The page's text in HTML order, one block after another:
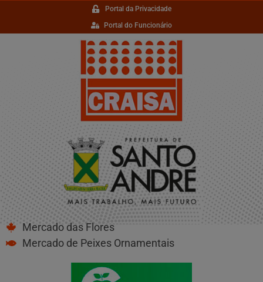
Portal da Privacidade
Portal do Funcionário
Mercado das Flores
Mercado de Peixes Ornamentais